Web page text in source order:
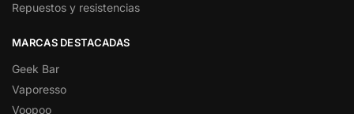
Repuestos y resistencias
MARCAS DESTACADAS
Geek Bar
Vaporesso
Voopoo